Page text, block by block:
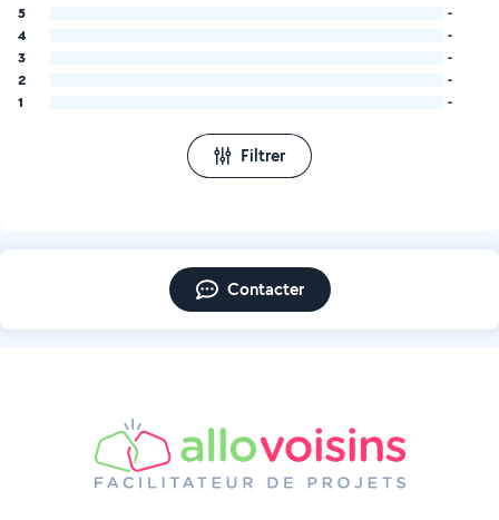
5
-
4
-
3
-
2
-
1
-
Filtrer
Contacter